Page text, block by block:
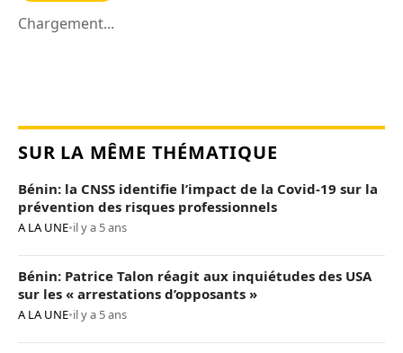
Chargement...
SUR LA MÊME THÉMATIQUE
Bénin: la CNSS identifie l’impact de la Covid-19 sur la
prévention des risques professionnels
A LA UNE•il y a 5 ans
Bénin: Patrice Talon réagit aux inquiétudes des USA
sur les « arrestations d’opposants »
A LA UNE•il y a 5 ans